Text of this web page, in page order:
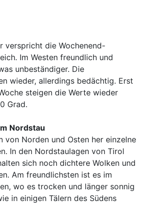
verspricht die Wochenend-
Im Westen freundlich und
unbeständiger. Die
wieder, allerdings bedächtig. Erst
steigen die Werte wieder
Grad.
Nordstau
von Norden und Osten her einzelne
In den Nordstaulagen von Tirol
sich noch dichtere Wolken und
Am freundlichsten ist es im
wo es trocken und länger sonnig
in einigen Tälern des Südens